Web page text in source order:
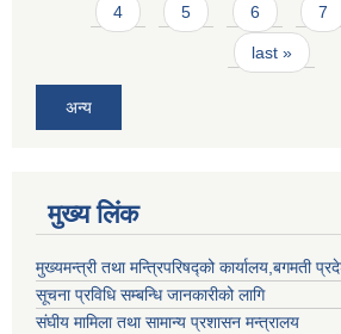
4 5 6 7
last »
अन्य
मुख्य लिंक
मुख्यमन्त्री तथा मन्त्रिपरिषद्को कार्यालय,बगमती
सूचना प्रविधि सम्बन्धि जानकारीको लागि
संघीय मामिला तथा सामान्य प्रशासन मन्त्रालय